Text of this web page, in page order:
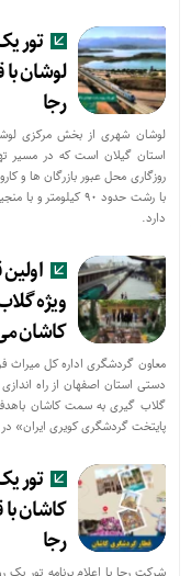
تور
لوشان
رجا
لوشان شهری از بخش مرکزی
استان گیلان است که در مسیر
روزگاری محل عبور بازرگان ها و
دارد.
ویژه
کاشان
معاون گردشگری اداره کل میراث
دستی استان اصفهان از راه
گلاب گیری به سمت کاشان
پایتخت گردشگری کویری ایران»
تور
کاشان
رجا